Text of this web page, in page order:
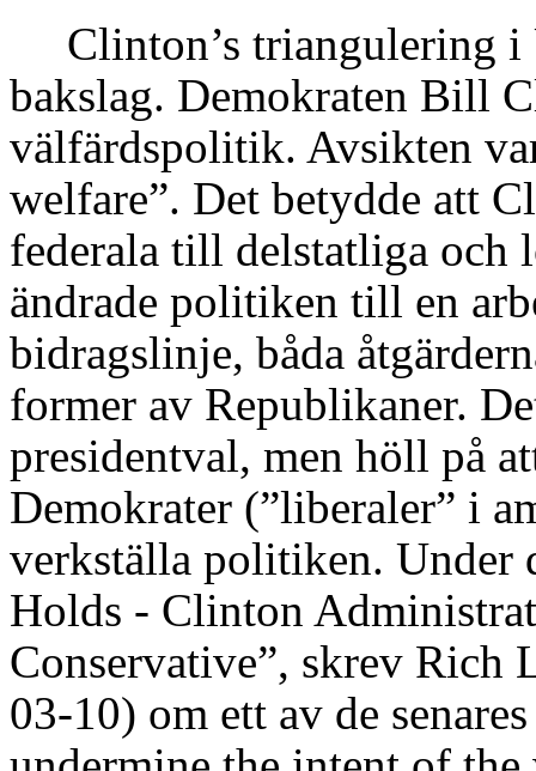
Clinton’s triangulering i
bakslag. Demokraten Bill
välfärdspolitik. Avsikten
welfare”. Det betydde att
federala till delstatliga och
ändrade politiken till en
bidragslinje, båda
former av Republikaner.
presidentval, men höll på
Demokrater (”liberaler” i
verkställa politiken. Under
Holds - Clinton
Conservative”, skrev
03-10) om ett av de